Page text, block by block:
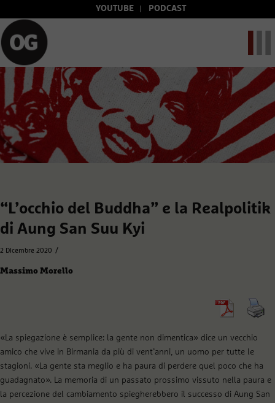
YOUTUBE PODCAST
“L’occhio del Buddha” e la Realpolitik
di Aung San Suu Kyi
2 Dicembre 2020 /
Massimo Morello
«La spiegazione è semplice: la gente non dimentica» dice un vecchio
amico che vive in Birmania da più di vent’anni, un uomo per tutte le
stagioni. «La gente sta meglio e ha paura di perdere quel poco che ha
guadagnato». La memoria di un passato prossimo vissuto nella paura e
la percezione del cambiamento spiegherebbero il successo di Aung San